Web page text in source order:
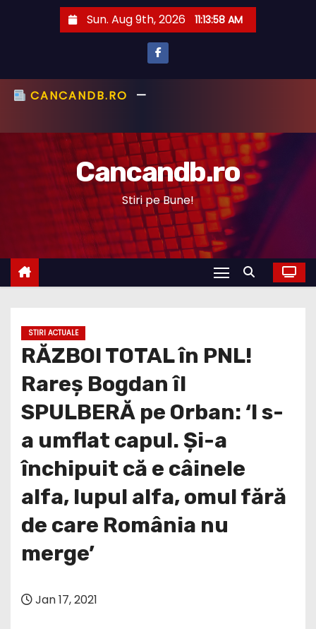
Sun. Aug 9th, 2026 11:13:59 AM
CANCANDB.RO—
Cancandb.ro
Stiri pe Bune!
RĂZBOI TOTAL în PNL!
Rareș Bogdan îl
SPULBERĂ pe Orban: ‘I s-
a umflat capul. Și-a
închipuit că e câinele
alfa, lupul alfa, omul fără
de care România nu
merge’